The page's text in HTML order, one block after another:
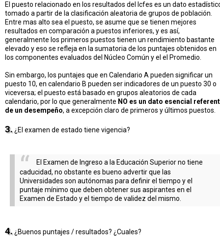
El puesto relacionado en los resultados del Icfes es un dato
tomado a partir de la clasificación aleatoria de grupos de población.
Entre mas alto sea el puesto, se asume que se tienen mejores
resultados en comparación a puestos inferiores, y es así,
generalmente los primeros puestos tienen un rendimiento bastante
elevado y eso se refleja en la sumatoria de los puntajes obtenidos en
los componentes evaluados del Núcleo Común y el el Promedio.
Sin embargo, los puntajes que en Calendario A pueden significar un
puesto 10, en calendario B pueden ser indicadores de un puesto 30 o
viceversa; el puesto está basado en grupos aleatorios de cada
calendario, por lo que generalmente NO es un dato esencial
de un desempeño, a excepción claro de primeros y últimos puestos.
3. ¿El examen de estado tiene vigencia?
El Examen de Ingreso a la Educación Superior no tiene
caducidad, no obstante es bueno advertir que las
Universidades son autónomas para definir el tiempo y el
puntaje mínimo que deben obtener sus aspirantes en el
Examen de Estado y el tiempo de validez del mismo.
4.¿Buenos puntajes / resultados? ¿Cuales?